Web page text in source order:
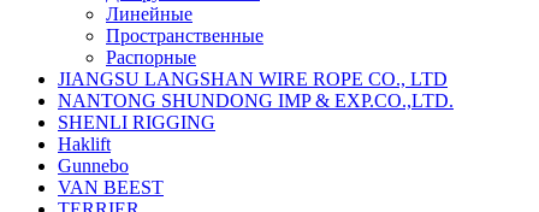
Линейные
Пространственные
Распорные
JIANGSU LANGSHAN WIRE ROPE CO., LTD
NANTONG SHUNDONG IMP & EXP.CO.,LTD.
SHENLI RIGGING
Haklift
Gunnebo
VAN BEEST